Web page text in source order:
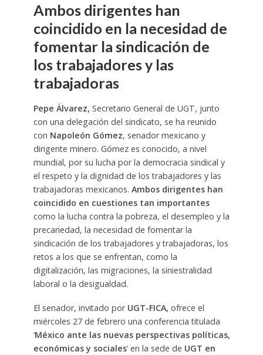
Ambos dirigentes han
coincidido en la necesidad de
fomentar la sindicación de
los trabajadores y las
trabajadoras
Pepe Álvarez, Secretario General de UGT, junto
con una delegación del sindicato, se ha reunido
con Napoleón Gómez, senador mexicano y
dirigente minero. Gómez es conocido, a nivel
mundial, por su lucha por la democracia sindical y
el respeto y la dignidad de los trabajadores y las
trabajadoras mexicanos. Ambos dirigentes han
coincidido en cuestiones tan importantes
como la lucha contra la pobreza, el desempleo y la
precariedad, la necesidad de fomentar la
sindicación de los trabajadores y trabajadoras, los
retos a los que se enfrentan, como la
digitalización, las migraciones, la siniestralidad
laboral o la desigualdad.
El senador, invitado por UGT-FICA, ofrece el
miércoles 27 de febrero una conferencia titulada
‘México ante las nuevas perspectivas políticas,
económicas y sociales‘ en la sede de UGT en